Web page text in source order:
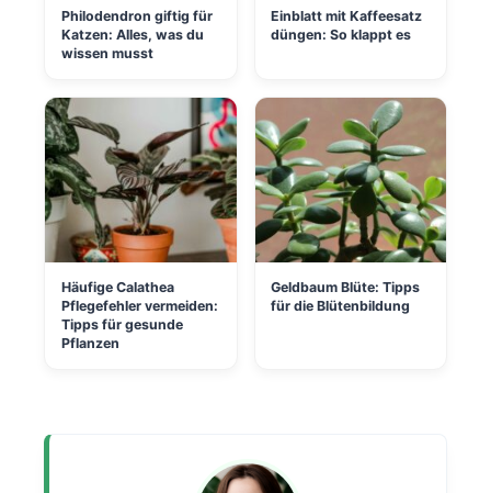
Philodendron giftig für
Katzen: Alles, was du
wissen musst
Einblatt mit Kaffeesatz
düngen: So klappt es
Häufige Calathea
Pflegefehler vermeiden:
Tipps für gesunde
Pflanzen
Geldbaum Blüte: Tipps
für die Blütenbildung